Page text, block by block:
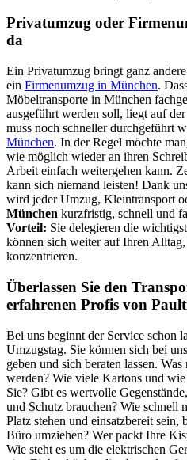
Privatumzug oder
da
Ein Privatumzug bringt ganz
ein Firmenumzug in München.
Möbeltransporte in München
ausgeführt werden soll, liegt auf
muss noch schneller durchgeführt
München. In der Regel möchte
wie möglich wieder an ihren
Arbeit einfach weitergehen kann.
kann sich niemand leisten! Dank
wird jeder Umzug, Kleintransport
München kurzfristig, schnell und
Vorteil: Sie delegieren die
können sich weiter auf Ihren
konzentrieren.
Überlassen Sie den
erfahrenen Profis von
Bei uns beginnt der Service schon
Umzugstag. Sie können sich bei
geben und sich beraten lassen.
werden? Wie viele Kartons und
Sie? Gibt es wertvolle
und Schutz brauchen? Wie schnell
Platz stehen und einsatzbereit sein,
Büro umziehen? Wer packt Ihre
Wie steht es um die elektrischen